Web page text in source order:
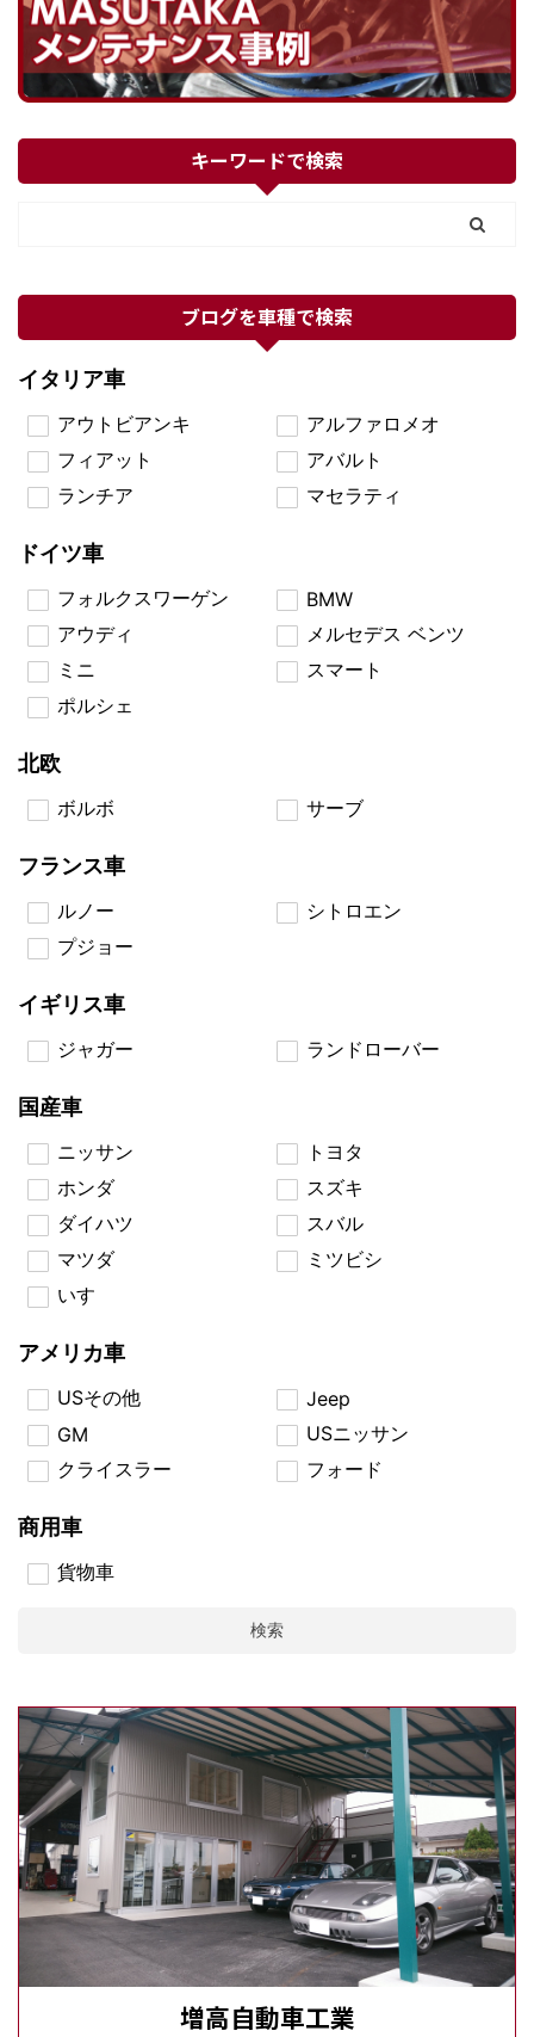
キーワードで検索
ブログを車種で検索
イタリア車
アウトビアンキ
アルファロメオ
フィアット
アバルト
ランチア
マセラティ
ドイツ車
フォルクスワーゲン
BMW
アウディ
メルセデス ベンツ
ミニ
スマート
ポルシェ
北欧
ボルボ サーブ
フランス車
ルノー
シトロエン
プジョー
イギリス車
ジャガー ランドローバー
国産車
ニッサン
トヨタ
ホンダ
スズキ
ダイハツ
スバル
マツダ
ミツビシ
いすゞ
アメリカ車
USその他
Jeep
GM
USニッサン
クライスラー
フォード
商用車
貨物車
検索
増高自動車工業